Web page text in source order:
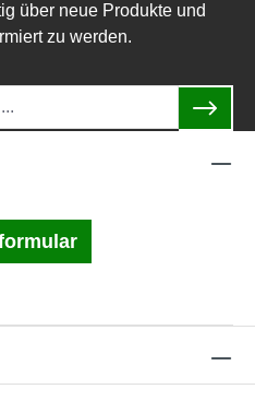
über neue Produkte und
zu werden.